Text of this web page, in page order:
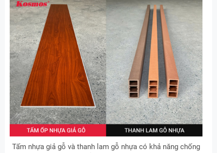
Tấm nhựa giả gỗ và thanh lam gỗ nhựa có khả năng chống